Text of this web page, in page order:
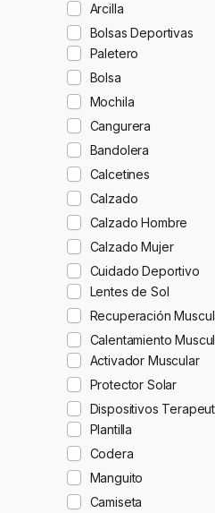
Arcilla
Bolsas Deportivas
Paletero
Bolsa
Mochila
Cangurera
Bandolera
Calcetines
Calzado
Calzado Hombre
Calzado Mujer
Cuidado Deportivo
Lentes de Sol
Recuperación
Calentamiento
Activador Muscular
Protector Solar
Dispositivos
Plantilla
Codera
Manguito
Camiseta